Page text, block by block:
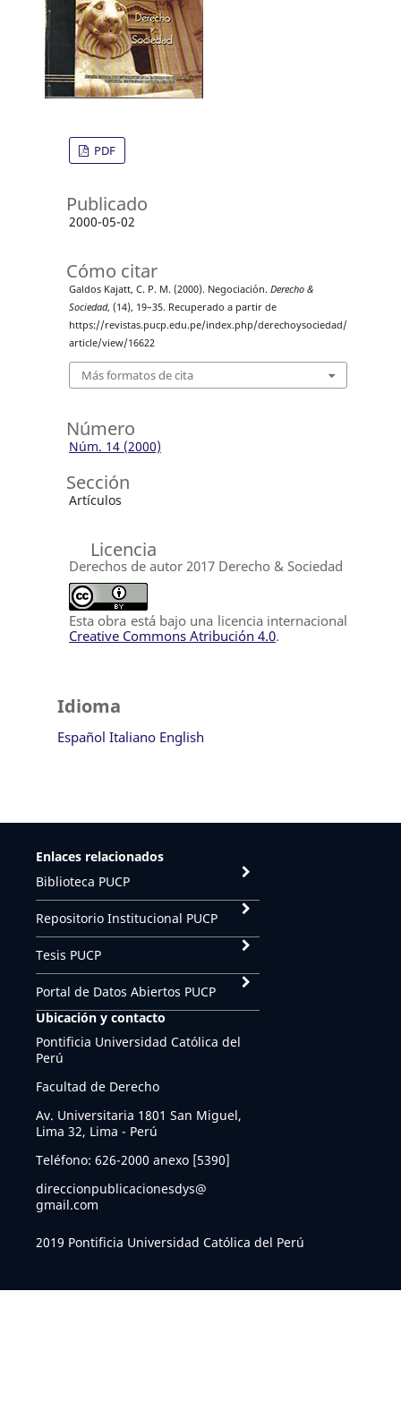
PDF
Publicado
2000-05-02
Cómo citar
Galdos Kajatt, C. P. M. (2000). Negociación. Derecho &
Sociedad, (14), 19–35. Recuperado a partir de
https://revistas.pucp.edu.pe/index.php/derechoysociedad/
article/view/16622
Más formatos de cita
Número
Núm. 14 (2000)
Sección
Artículos
Licencia
Derechos de autor 2017 Derecho & Sociedad
Esta obra está bajo una licencia internacional
Creative Commons Atribución 4.0.
Idioma
Español Italiano English
Enlaces relacionados
Biblioteca PUCP
Repositorio Institucional PUCP
Tesis PUCP
Portal de Datos Abiertos PUCP
Ubicación y contacto
Pontificia Universidad Católica del
Perú
Facultad de Derecho
Av. Universitaria 1801 San Miguel,
Lima 32, Lima - Perú
Teléfono: 626-2000 anexo [5390]
direccionpublicacionesdys@
gmail.com
2019 Pontificia Universidad Católica del Perú